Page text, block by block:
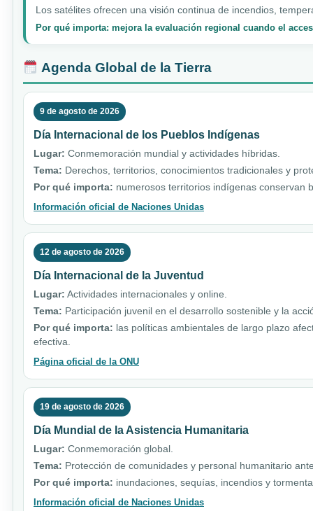
Los satélites ofrecen una visión continua de incendios,
Por qué importa: mejora la evaluación regional cuando el
Agenda Global de la Tierra
9 de agosto de 2026
Día Internacional de los Pueblos Indígenas
Lugar: Conmemoración mundial y actividades híbridas.
Tema: Derechos, territorios, conocimientos tradicionales y
Por qué importa: numerosos territorios indígenas conservan
Información oficial de Naciones Unidas
12 de agosto de 2026
Día Internacional de la Juventud
Lugar: Actividades internacionales y online.
Tema: Participación juvenil en el desarrollo sostenible y la
Por qué importa: las políticas ambientales de largo plazo
efectiva.
Página oficial de la ONU
19 de agosto de 2026
Día Mundial de la Asistencia Humanitaria
Lugar: Conmemoración global.
Tema: Protección de comunidades y personal humanitario
Por qué importa: inundaciones, sequías, incendios y
Información oficial de Naciones Unidas